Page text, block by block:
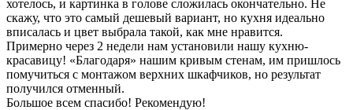
хотелось, и картинка в голове сложилась окончательно. Не
скажу, что это самый дешевый вариант, но кухня идеально
вписалась и цвет выбрала такой, как мне нравится.
Примерно через 2 недели нам установили нашу кухню-
красавицу! «Благодаря» нашим кривым стенам, им пришлось
помучиться с монтажом верхних шкафчиков, но результат
получился отменный.
Большое всем спасибо! Рекомендую!